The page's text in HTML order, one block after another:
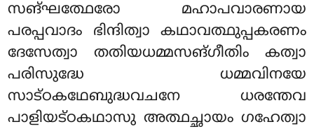
സങ്ഘത്ഥേരോ മഹാപവാരണായ
പരപ്പവാദം ഭിന്ദിത്വാ കഥാവത്ഥുപ്പകരണം
ദേസേത്വാ തതിയധമ്മസങ്ഗീതിം കത്വാ
പരിസുദ്ധേ ധമ്മവിനയേ
സാട്ഠകഥേബുദ്ധവചനേ ധരന്തേവ
പാളിയട്ഠകഥാസു അത്ഥച്ഛായം ഗഹേത്വാ